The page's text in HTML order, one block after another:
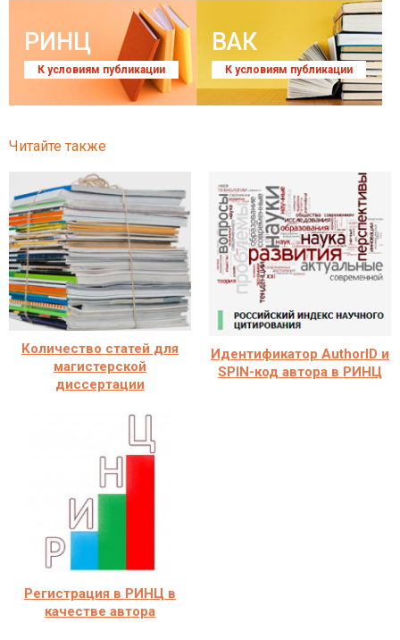
РИНЦ
К условиям публикации
ВАК
К условиям публикации
Читайте также
Количество статей для
магистерской
диссертации
Идентификатор AuthorID и
SPIN-код автора в РИНЦ
Регистрация в РИНЦ в
качестве автора